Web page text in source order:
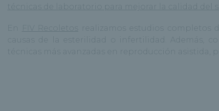
técnicas de laboratorio para mejorar la calidad del
FIV Recoletos
realizamos estudios
causas de la esterilidad o infertilidad. Además,
técnicas más avanzadas en reproducción asistida,